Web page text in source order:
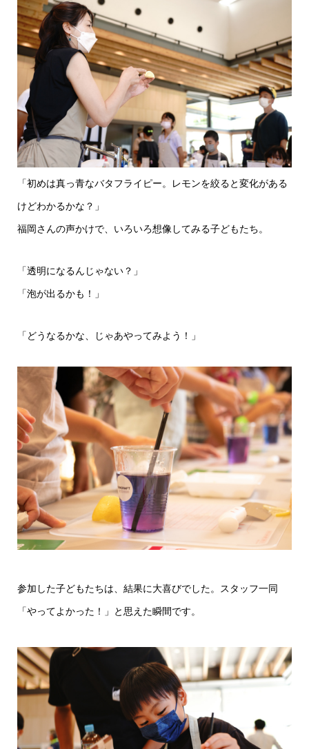
「初めは真っ青なバタフライピー。レモンを絞ると変化がある
けどわかるかな？」
福岡さんの声かけで、いろいろ想像してみる子どもたち。
「透明になるんじゃない？」
「泡が出るかも！」
「どうなるかな、じゃあやってみよう！」
参加した子どもたちは、結果に大喜びでした。スタッフ一同
「やってよかった！」と思えた瞬間です。